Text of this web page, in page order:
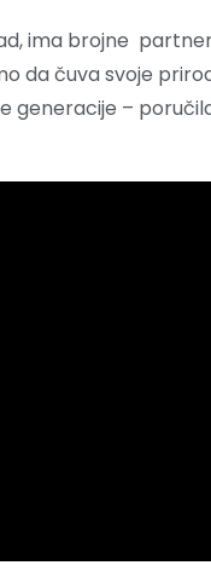
ima brojne
da čuva svoje
generacije –